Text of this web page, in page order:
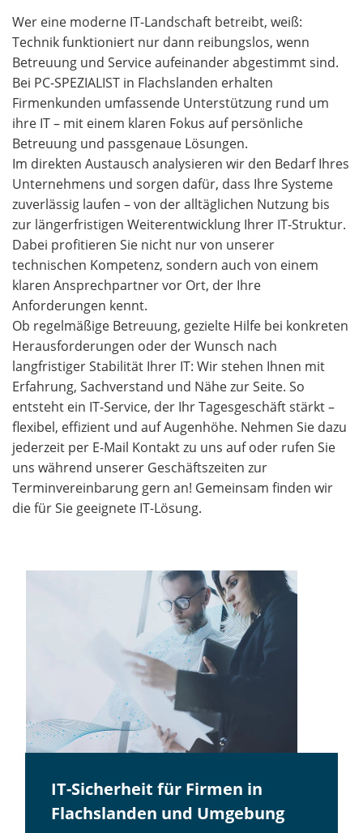
Wer eine moderne IT-Landschaft betreibt, weiß:
Technik funktioniert nur dann reibungslos, wenn
Betreuung und Service aufeinander abgestimmt sind.
Bei PC-SPEZIALIST in Flachslanden erhalten
Firmenkunden umfassende Unterstützung rund um
ihre IT – mit einem klaren Fokus auf persönliche
Betreuung und passgenaue Lösungen.
Im direkten Austausch analysieren wir den Bedarf Ihres
Unternehmens und sorgen dafür, dass Ihre Systeme
zuverlässig laufen – von der alltäglichen Nutzung bis
zur längerfristigen Weiterentwicklung Ihrer IT-Struktur.
Dabei profitieren Sie nicht nur von unserer
technischen Kompetenz, sondern auch von einem
klaren Ansprechpartner vor Ort, der Ihre
Anforderungen kennt.
Ob regelmäßige Betreuung, gezielte Hilfe bei konkreten
Herausforderungen oder der Wunsch nach
langfristiger Stabilität Ihrer IT: Wir stehen Ihnen mit
Erfahrung, Sachverstand und Nähe zur Seite. So
entsteht ein IT-Service, der Ihr Tagesgeschäft stärkt –
flexibel, effizient und auf Augenhöhe. Nehmen Sie dazu
jederzeit per E-Mail Kontakt zu uns auf oder rufen Sie
uns während unserer Geschäftszeiten zur
Terminvereinbarung gern an! Gemeinsam finden wir
die für Sie geeignete IT-Lösung.
IT-Sicherheit für Firmen in
Flachslanden und Umgebung